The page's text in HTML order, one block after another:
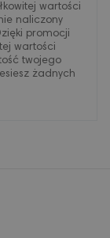
wartości
naliczony
promocji
wartości
twojego
żadnych